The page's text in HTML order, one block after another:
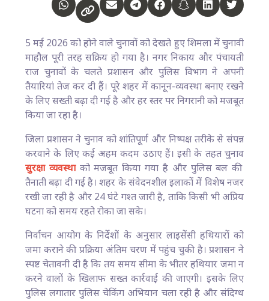
5 मई 2026 को होने वाले चुनावों को देखते हुए शिमला में चुनावी
माहौल पूरी तरह सक्रिय हो गया है। नगर निकाय और पंचायती
राज चुनावों के चलते प्रशासन और पुलिस विभाग ने अपनी
तैयारियां तेज कर दी हैं। पूरे शहर में कानून-व्यवस्था बनाए रखने
के लिए सख्ती बढ़ा दी गई है और हर स्तर पर निगरानी को मजबूत
किया जा रहा है।
जिला प्रशासन ने चुनाव को शांतिपूर्ण और निष्पक्ष तरीके से संपन्न
करवाने के लिए कई अहम कदम उठाए हैं। इसी के तहत चुनाव
सुरक्षा व्यवस्था को मजबूत किया गया है और पुलिस बल की
तैनाती बढ़ा दी गई है। शहर के संवेदनशील इलाकों में विशेष नजर
रखी जा रही है और 24 घंटे गश्त जारी है, ताकि किसी भी अप्रिय
घटना को समय रहते रोका जा सके।
निर्वाचन आयोग के निर्देशों के अनुसार लाइसेंसी हथियारों को
जमा कराने की प्रक्रिया अंतिम चरण में पहुंच चुकी है। प्रशासन ने
स्पष्ट चेतावनी दी है कि तय समय सीमा के भीतर हथियार जमा न
करने वालों के खिलाफ सख्त कार्रवाई की जाएगी। इसके लिए
पुलिस लगातार पुलिस चेकिंग अभियान चला रही है और संदिग्ध